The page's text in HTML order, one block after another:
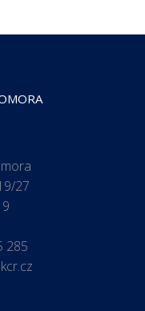
27
285